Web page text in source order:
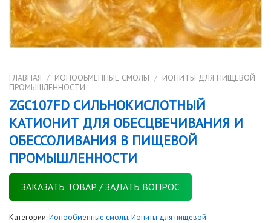
ГЛАВНАЯ / ИОНООБМЕННЫЕ СМОЛЫ / ИОНИТЫ ДЛЯ ПИЩЕВОЙ
ПРОМЫШЛЕННОСТИ
ZGC107FD СИЛЬНОКИСЛОТНЫЙ
КАТИОНИТ ДЛЯ ОБЕСЦВЕЧИВАНИЯ И
ОБЕССОЛИВАНИЯ В ПИЩЕВОЙ
ПРОМЫШЛЕННОСТИ
ЗАКАЗАТЬ ТОВАР / ЗАДАТЬ ВОПРОС
Категории:Ионообменные смолы,Иониты для пищевой